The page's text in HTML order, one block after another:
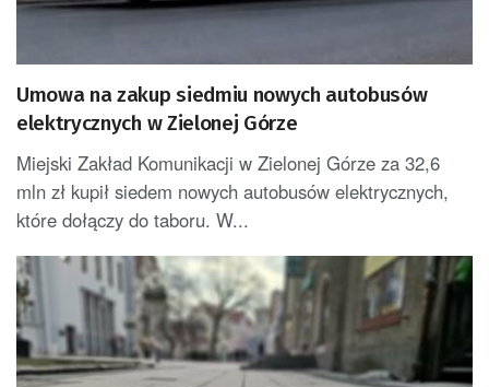
Umowa na zakup siedmiu nowych autobusów
elektrycznych w Zielonej Górze
Miejski Zakład Komunikacji w Zielonej Górze za 32,6
mln zł kupił siedem nowych autobusów elektrycznych,
które dołączy do taboru. W...